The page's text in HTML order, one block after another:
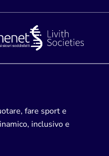
fare sport e
inclusivo e